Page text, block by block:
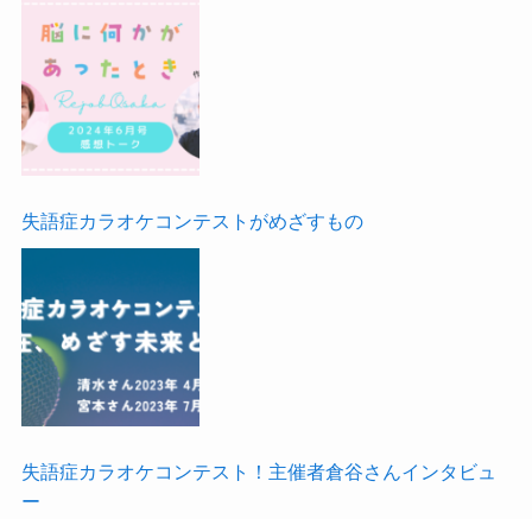
失語症カラオケコンテストがめざすもの
失語症カラオケコンテスト！主催者倉谷さんインタビュ
ー